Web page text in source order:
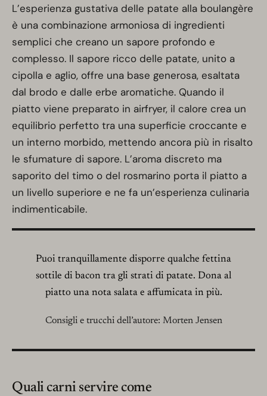
L’esperienza gustativa delle patate alla boulangère
è una combinazione armoniosa di ingredienti
semplici che creano un sapore profondo e
complesso. Il sapore ricco delle patate, unito a
cipolla e aglio, offre una base generosa, esaltata
dal brodo e dalle erbe aromatiche. Quando il
piatto viene preparato in airfryer, il calore crea un
equilibrio perfetto tra una superficie croccante e
un interno morbido, mettendo ancora più in risalto
le sfumature di sapore. L’aroma discreto ma
saporito del timo o del rosmarino porta il piatto a
un livello superiore e ne fa un’esperienza culinaria
indimenticabile.
Puoi tranquillamente disporre qualche fettina
sottile di bacon tra gli strati di patate. Dona al
piatto una nota salata e affumicata in più.
Consigli e trucchi dell’autore: Morten Jensen
Quali carni servire come